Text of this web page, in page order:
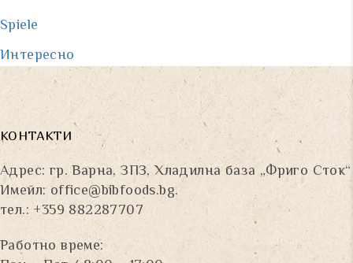
Spiele
Интересно
КОНТАКТИ
Адрес: гр. Варна, ЗПЗ, Хладилна база „Фриго Сток“
Имейл: office@bibfoods.bg.
тел.: +359 882287707
Работно време: